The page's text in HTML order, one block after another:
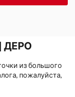
ДЕРО
из большого
пожалуйста,